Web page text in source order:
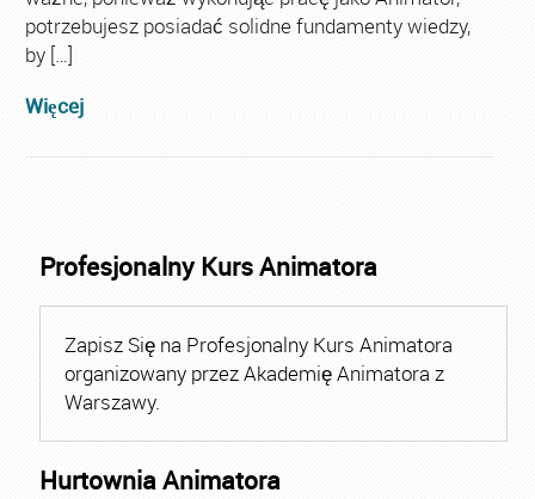
potrzebujesz posiadać solidne fundamenty wiedzy,
by […]
Więcej
Profesjonalny Kurs Animatora
Zapisz Się na Profesjonalny Kurs Animatora
organizowany przez Akademię Animatora z
Warszawy.
Hurtownia Animatora